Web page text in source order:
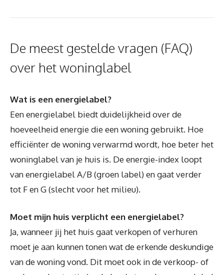
De meest gestelde vragen (FAQ)
over het woninglabel
Wat is een energielabel?
Een energielabel biedt duidelijkheid over de
hoeveelheid energie die een woning gebruikt. Hoe
efficiënter de woning verwarmd wordt, hoe beter het
woninglabel van je huis is. De energie-index loopt
van energielabel A/B (groen label) en gaat verder
tot F en G (slecht voor het milieu).
Moet mijn huis verplicht een energielabel?
Ja, wanneer jij het huis gaat verkopen of verhuren
moet je aan kunnen tonen wat de erkende deskundige
van de woning vond. Dit moet ook in de verkoop- of